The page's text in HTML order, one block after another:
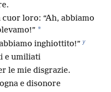
loro: “Ah, abbiamo
*
inghiottito!” y
e umiliati
le mie disgrazie.
e disonore